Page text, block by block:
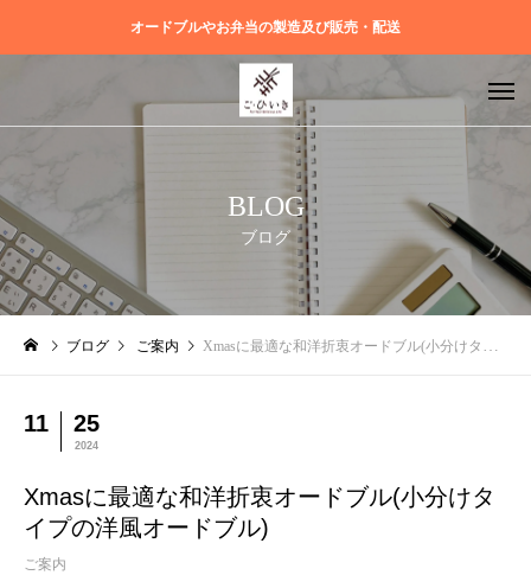
オードブルやお弁当の製造及び販売・配送
BLOG
ブログ
ブログ ご案内 Xmasに最適な和洋折衷オードブル(小分けタイプの洋風オードブル)
11 25
2024
Xmasに最適な和洋折衷オードブル(小分けタ
イプの洋風オードブル)
ご案内